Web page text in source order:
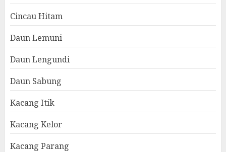
Cincau Hitam
Daun Lemuni
Daun Lengundi
Daun Sabung
Kacang Itik
Kacang Kelor
Kacang Parang